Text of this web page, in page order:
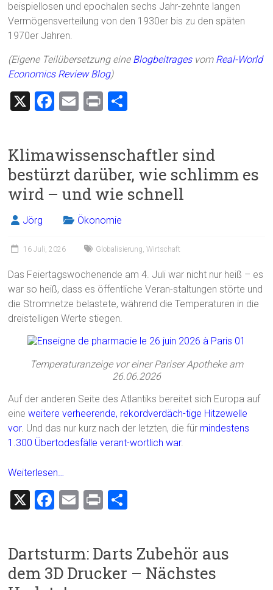
beispiellosen und epochalen sechs Jahr-zehnte langen
Vermögensverteilung von den 1930er bis zu den späten
1970er Jahren.
(Eigene Teilübersetzung eine Blogbeitragesvom Real-World
Economics Review Blog)
X
F
b
o
ok
E
l
Pr
n
Klimawissenschaftler sind
bestürzt darüber, wie schlimm es
wird – und wie schnell
Jörg Ökonomie
16 Juli, 2026 Globalisierung,Wirtschaft
Das Feiertagswochenende am 4. Juli war nicht nur heiß – es
war so heiß, dass es öffentliche Veran-staltungen störte und
die Stromnetze belastete, während die Temperaturen in die
dreistelligen Werte stiegen.
Temperaturanzeige vor einer Pariser Apotheke am
26.06.2026
Auf der anderen Seite des Atlantiks bereitet sich Europa auf
eineweitere verheerende, rekordverdäch-tige Hitzewelle
vor. Und das nur kurz nach der letzten, die für mindestens
1.300 Übertodesfälle verant-wortlich war.
Weiterlesen…
X
F
b
o
E
l
Pr
n
Dartsturm: Darts Zubehör aus
dem 3D Drucker – Nächstes